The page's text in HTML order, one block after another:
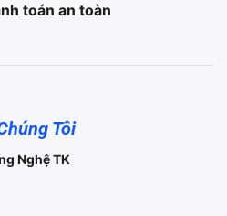
toán an toàn
Tôi
Nghệ TK